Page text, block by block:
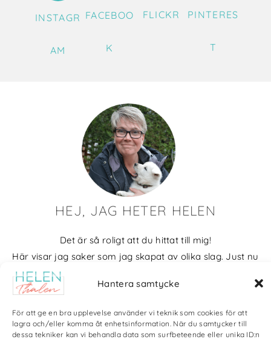
Hantera samtycke
För att ge en bra upplevelse använder vi teknik som cookies för att
lagra och/eller komma åt enhetsinformation. När du samtycker till
dessa tekniker kan vi behandla data som surfbeteende eller unika ID:n
INSTAGR
AM
FACEBOO
K
FLICKR PINTERES
T
HEJ, JAG HETER HELEN
Det är så roligt att du hittat till mig!
Här visar jag saker som jag skapat av olika slag. Just nu
blir det mycket fotografier och många bilder visar min
kärlek till naturen och min vackra hund. Men också lite
Bloggarkiv